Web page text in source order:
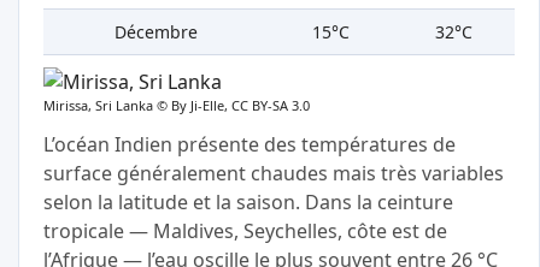
Décembre
15°C 32°C
Mirissa, Sri Lanka © By Ji-Elle, CC BY-SA 3.0
L’océan Indien présente des températures de
surface généralement chaudes mais très variables
selon la latitude et la saison. Dans la ceinture
tropicale — Maldives, Seychelles, côte est de
l’Afrique — l’eau oscille le plus souvent entre 26 °C